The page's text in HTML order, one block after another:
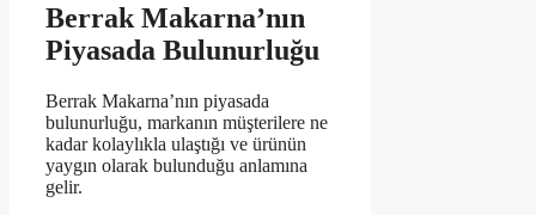
Berrak Makarna’nın
Piyasada Bulunurluğu
Berrak Makarna’nın piyasada
bulunurluğu, markanın müşterilere ne
kadar kolaylıkla ulaştığı ve ürünün
yaygın olarak bulunduğu anlamına
gelir.